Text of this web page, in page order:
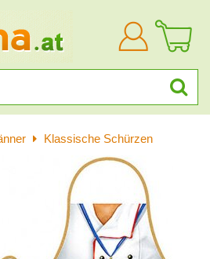
Anmelden
Klassische Schürzen